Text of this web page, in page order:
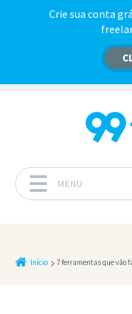
Crie sua conta
MENU
Início 7 ferramentas que vão